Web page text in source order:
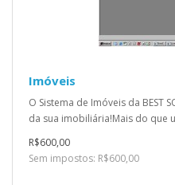
Imóveis
O Sistema de Imóveis da BEST
da sua imobiliária!Mais do que
R$600,00
Sem impostos: R$600,00